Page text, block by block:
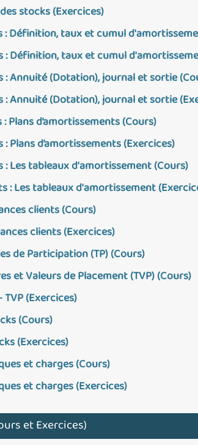
stocks (Exercices)
Définition, taux et cumul
Définition, taux et cumul
Annuité (Dotation), journal et sortie
Annuité (Dotation), journal et sortie
Plans d’amortissements (Cours)
Plans d’amortissements (Exercices)
Les tableaux d'amortissement (Cours)
: Les tableaux d'amortissement
clients (Cours)
clients (Exercices)
de Participation (TP) (Cours)
et Valeurs de Placement (TVP) (Cours)
TVP (Exercices)
(Cours)
(Exercices)
et charges (Cours)
et charges (Exercices)
et Exercices)